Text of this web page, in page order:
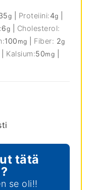
g Proteiini:4g
6g
Cholesterol:
100 mg Fiber: 2g
Kalsium:50mg
tätä
se oli!!